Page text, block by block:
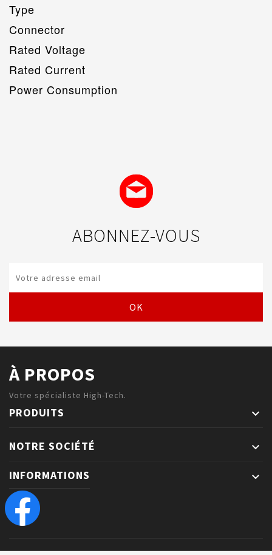
Type
Connector
Rated Voltage
Rated Current
Power Consumption
ABONNEZ-VOUS
À PROPOS
Votre spécialiste High-Tech.
PRODUITS 
NOTRE SOCIÉTÉ 
INFORMATIONS 